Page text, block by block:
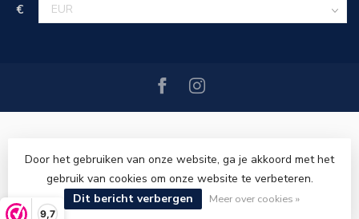
9,7
€
© Copyright 2026 Tim Menswear - Powered byLightspeed
Lightspeed designby Dyvelopment
Door het gebruiken van onze website, ga je akkoord met het
gebruik van cookies om onze website te verbeteren.
Dit bericht verbergen
Meer over cookies »